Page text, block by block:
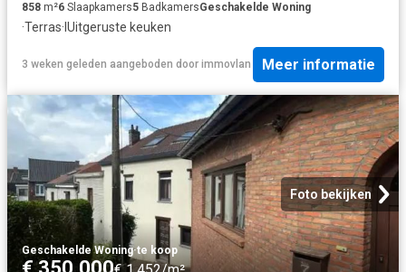
858 m²6 Slaapkamers5 BadkamersGeschakelde Woning
·Terras· IUitgeruste keuken
3 weken geleden aangeboden door immovlan Meer informatie
Foto bekijken
Geschakelde Woning·te koop